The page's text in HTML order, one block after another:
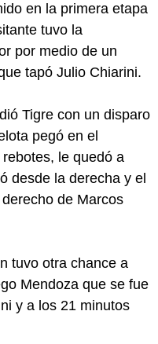
en la primera etapa
tuvo la
por medio de un
tapó Julio Chiarini.
Tigre con un disparo
pegó en el
le quedó a
desde la derecha y el
de Marcos
tuvo otra chance a
Mendoza que se fue
y a los 21 minutos